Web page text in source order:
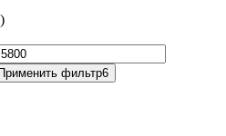
Применить фильтр6